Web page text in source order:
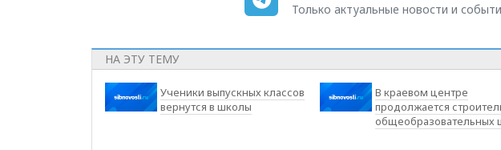
Только актуальные новости и
НА ЭТУ ТЕМУ
Ученики выпускных классов
вернутся в школы
В краевом центре
продолжается
общеобразовательных